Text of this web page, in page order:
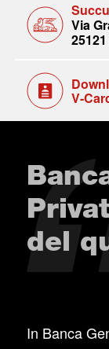
Via
V-
del
In Banca